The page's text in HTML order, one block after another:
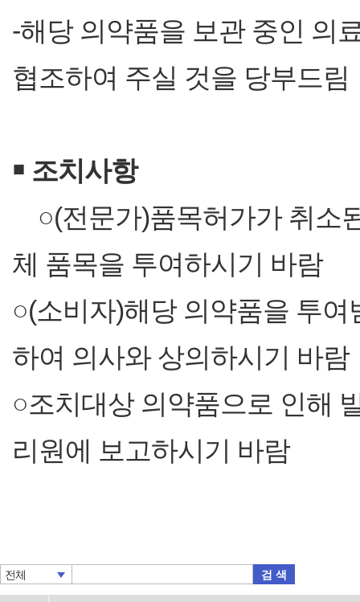
-해당 의약품을 보관 중인 의
협조하여 주실 것을 당부드림
￭ 조치사항
○(전문가)품목허가가 취소
체 품목을 투여하시기 바람
○(소비자)해당 의약품을 투
하여 의사와 상의하시기 바람
○조치대상 의약품으로 인해
리원에 보고하시기 바람
전체 검 색